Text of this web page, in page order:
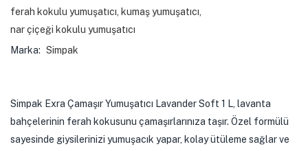
ferah kokulu yumuşatıcı kumaş yumuşatıcı
nar çiçeği kokulu yumuşatıcı
Marka: Simpak
Simpak Exra Çamaşır Yumuşatıcı Lavander Soft 1 L, lavanta
bahçelerinin ferah kokusunu çamaşırlarınıza taşır. Özel formülü
sayesinde giysilerinizi yumuşacık yapar, kolay ütüleme sağlar ve